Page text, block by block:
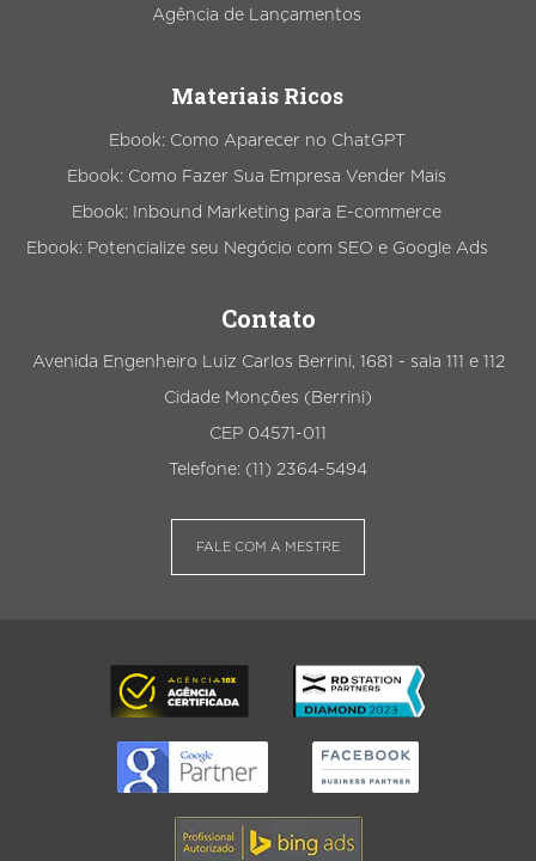
Agência de Lançamentos
Materiais Ricos
Ebook: Como Aparecer no ChatGPT
Ebook: Como Fazer Sua Empresa Vender Mais
Ebook: Inbound Marketing para E-commerce
Ebook: Potencialize seu Negócio com SEO e Google Ads
Contato
Avenida Engenheiro Luiz Carlos Berrini, 1681 - sala 111 e 112
Cidade Monções (Berrini)
CEP 04571-011
Telefone: (11) 2364-5494
FALE COM A MESTRE